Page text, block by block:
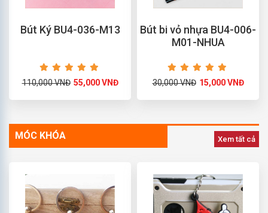
Bút Ký BU4-036-M13
110,000 VNĐ 55,000 VNĐ
Bút bi vỏ nhựa BU4-006-
M01-NHUA
30,000 VNĐ 15,000 VNĐ
MÓC KHÓA Xem tất cả